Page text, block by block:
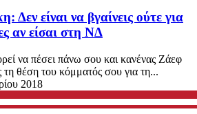
Δεν είναι να βγαίνεις ούτε για
αν είσαι στη ΝΔ
να πέσει πάνω σου και κανένας Ζάεφ
τη θέση του κόμματός σου για τη...
2018